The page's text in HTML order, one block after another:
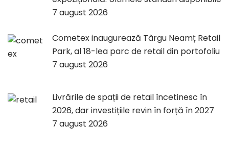
7 august 2026
Cometex inaugurează Târgu Neamț Retail
Park, al 18-lea parc de retail din portofoliu
7 august 2026
Livrările de spații de retail încetinesc în
2026, dar investițiile revin în forță în 2027
7 august 2026